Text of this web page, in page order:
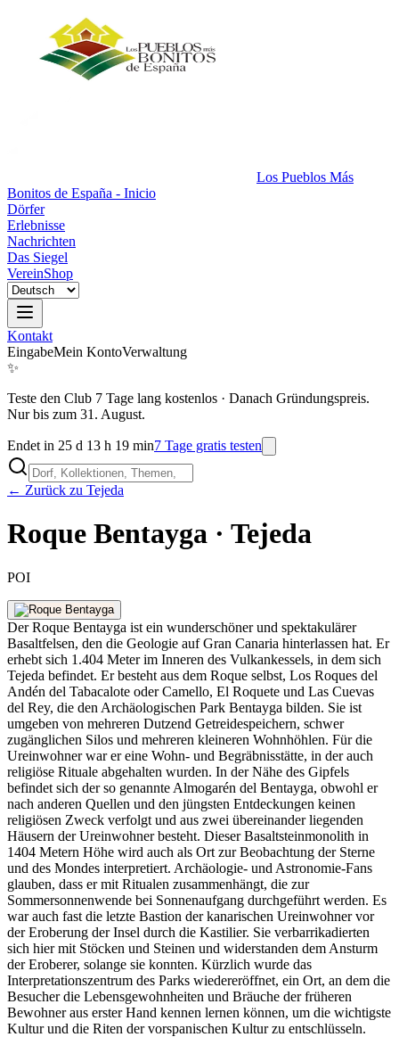
Los Pueblos Más
Bonitos de España - Inicio
Dörfer
Erlebnisse
Nachrichten
Das Siegel
VereinShop
Kontakt
EingabeMein KontoVerwaltung
✨
Teste den Club 7 Tage lang kostenlos · Danach Gründungspreis.
Nur bis zum 31. August.
Endet in 25 d 13 h 19 min7 Tage gratis testen
← Zurück zu Tejeda
Roque Bentayga · Tejeda
POI
Der Roque Bentayga ist ein wunderschöner und spektakulärer
Basaltfelsen, den die Geologie auf Gran Canaria hinterlassen hat. Er
erhebt sich 1.404 Meter im Inneren des Vulkankessels, in dem sich
Tejeda befindet. Er besteht aus dem Roque selbst, Los Roques del
Andén del Tabacalote oder Camello, El Roquete und Las Cuevas
del Rey, die den Archäologischen Park Bentayga bilden. Sie ist
umgeben von mehreren Dutzend Getreidespeichern, schwer
zugänglichen Silos und mehreren kleineren Wohnhöhlen. Für die
Ureinwohner war er eine Wohn- und Begräbnisstätte, in der auch
religiöse Rituale abgehalten wurden. In der Nähe des Gipfels
befindet sich der so genannte Almogarén del Bentayga, obwohl er
nach anderen Quellen und den jüngsten Entdeckungen keinen
religiösen Zweck verfolgt und aus zwei übereinander liegenden
Häusern der Ureinwohner besteht. Dieser Basaltsteinmonolith in
1404 Metern Höhe wird auch als Ort zur Beobachtung der Sterne
und des Mondes interpretiert. Archäologie- und Astronomie-Fans
glauben, dass er mit Ritualen zusammenhängt, die zur
Sommersonnenwende bei Sonnenaufgang durchgeführt werden. Es
war auch fast die letzte Bastion der kanarischen Ureinwohner vor
der Eroberung der Insel durch die Kastilier. Sie verbarrikadierten
sich hier mit Stöcken und Steinen und widerstanden dem Ansturm
der Eroberer, solange sie konnten. Kürzlich wurde das
Interpretationszentrum des Parks wiedereröffnet, ein Ort, an dem die
Besucher die Lebensgewohnheiten und Bräuche der früheren
Bewohner aus erster Hand kennen lernen können, um die wichtigste
Kultur und die Riten der vorspanischen Kultur zu entschlüsseln.